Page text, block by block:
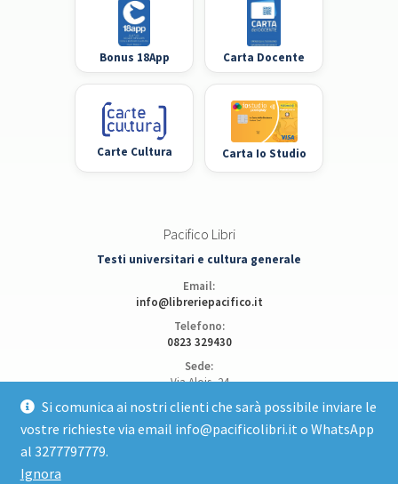
Si comunica ai nostri clienti che sarà possibile inviare le
vostre richieste via email info@pacificolibri.it o WhatsApp
al 3277797779.
Ignora
Bonus 18App Carta Docente
Carte Cultura Carta Io Studio
Pacifico Libri
Testi universitari e cultura generale
Email:
info@libreriepacifico.it
Telefono:
0823 329430
Sede:
Via Alois, 24
81100 Caserta
Apri posizione su Google Maps